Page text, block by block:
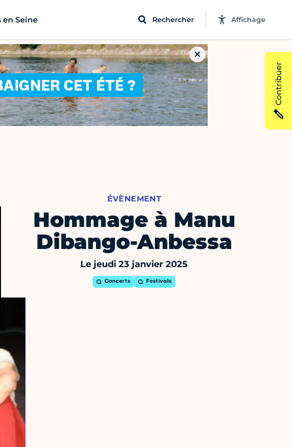
en Seine Rechercher Affichage
ÉVÈNEMENT
Hommage à Manu
Dibango-Anbessa
Le jeudi 23 janvier 2025
Concerts Festivals
Contribuer